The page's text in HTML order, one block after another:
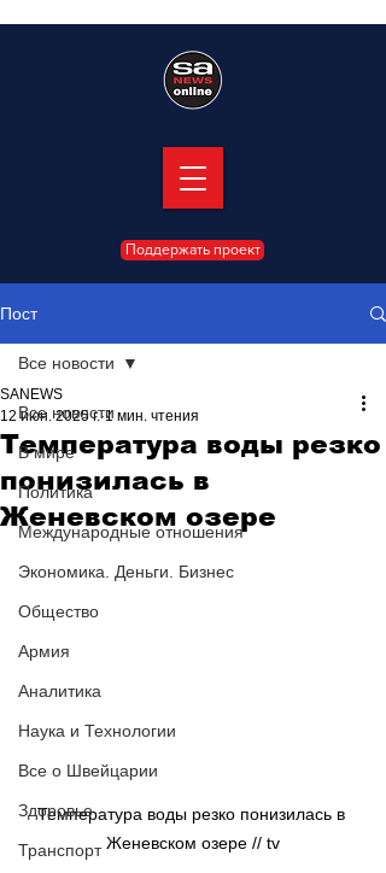
Поддержать проект
Пост
Все новости
В мире
Политика
Международные отношения
Экономика. Деньги. Бизнес
Общество
Армия
Аналитика
Наука и Технологии
Все о Швейцарии
Здоровье
Транспорт
Все новости
Температура воды резко
понизилась в
Женевском озере
SANEWS
12 июн. 2025 г. 1 мин. чтения
Температура воды резко понизилась в
Женевском озере // tv